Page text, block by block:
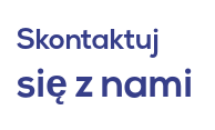
Skontaktuj
się z nami